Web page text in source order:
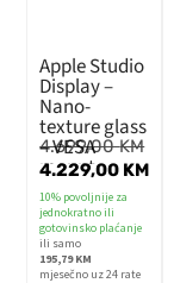
Apple Studio
Display –
Nano-
texture glass
– VESA
mount
adapter
(Stand not
included)
4.699,00KM
4.229,00 KM
10% povoljnije za
jednokratno ili
gotovinsko plaćanje
ili samo
195,79 KM
mjesečno uz 24 rate